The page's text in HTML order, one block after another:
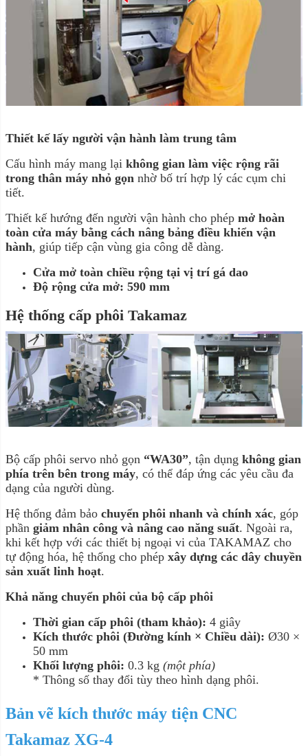
Thiết kế lấy người vận hành làm trung tâm
Cấu hình máy mang lại không gian làm việc rộng rãi
trong thân máy nhỏ gọn nhờ bố trí hợp lý các cụm chi
tiết.
Thiết kế hướng đến người vận hành cho phép mở hoàn
toàn cửa máy bằng cách nâng bảng điều khiển vận
hành, giúp tiếp cận vùng gia công dễ dàng.
Cửa mở toàn chiều rộng tại vị trí gá dao
Độ rộng cửa mở: 590 mm
Hệ thống cấp phôi Takamaz
Bộ cấp phôi servo nhỏ gọn “WA30”, tận dụng không gian
phía trên bên trong máy, có thể đáp ứng các yêu cầu đa
dạng của người dùng.
Hệ thống đảm bảo chuyển phôi nhanh và chính xác, góp
phần giảm nhân công và nâng cao năng suất. Ngoài ra,
khi kết hợp với các thiết bị ngoại vi của TAKAMAZ cho
tự động hóa, hệ thống cho phép xây dựng các dây chuyền
sản xuất linh hoạt.
Khả năng chuyển phôi của bộ cấp phôi
Thời gian cấp phôi (tham khảo): 4 giây
Kích thước phôi (Đường kính × Chiều dài): Ø30 ×
50 mm
Khối lượng phôi: 0.3 kg (một phía)
* Thông số thay đổi tùy theo hình dạng phôi.
Bản vẽ kích thước máy tiện CNC
Takamaz XG-4